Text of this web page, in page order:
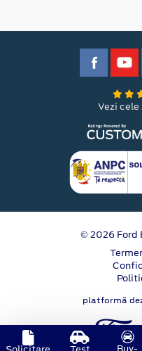
Vezi cele
© 2026 Ford
platformă